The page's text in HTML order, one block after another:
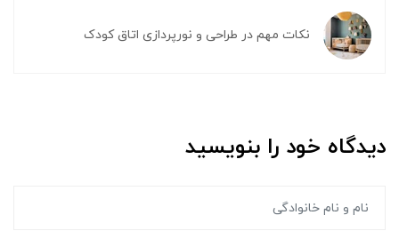
نکات مهم در طراحی و نورپردازی اتاق کودک
دیدگاه خود را بنویسید